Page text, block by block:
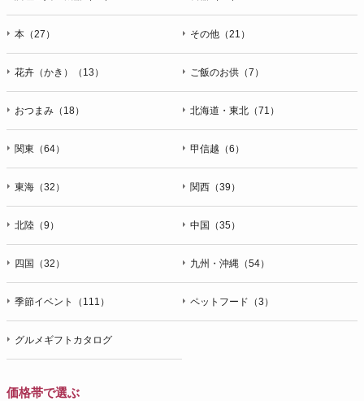
本（27） その他（21）
花卉（かき）（13） ご飯のお供（7）
おつまみ（18） 北海道・東北（71）
関東（64） 甲信越（6）
東海（32） 関西（39）
北陸（9） 中国（35）
四国（32） 九州・沖縄（54）
季節イベント（111） ペットフード（3）
グルメギフトカタログ
価格帯で選ぶ